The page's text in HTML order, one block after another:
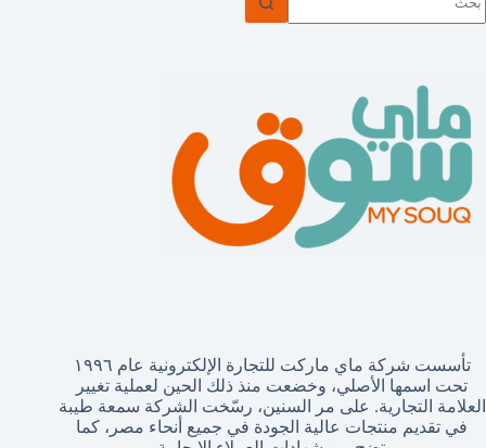
توجد
تأسست شركة ماي ماركت للتجارة الإلكترونية عام ١٩٩٦
تحت اسمها الأصلي، وخضعت منذ ذلك الحين لعملية تغيير
العلامة التجارية. على مر السنين، رسّخت الشركة سمعة طيبة
في تقديم منتجات عالية الجودة في جميع أنحاء مصر، كما